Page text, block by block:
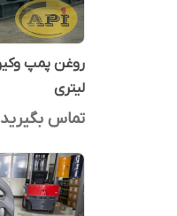
لیتری
تماس بگیرید